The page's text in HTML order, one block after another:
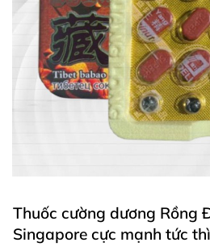
Thuốc cường dương Rồng
Singapore cực mạnh tức thì